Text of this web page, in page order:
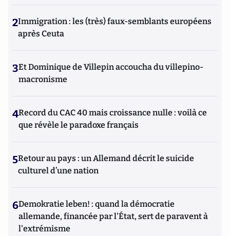
2Immigration : les (très) faux-semblants européens
après Ceuta
3Et Dominique de Villepin accoucha du villepino-
macronisme
4Record du CAC 40 mais croissance nulle : voilà ce
que révèle le paradoxe français
5Retour au pays : un Allemand décrit le suicide
culturel d’une nation
6Demokratie leben! : quand la démocratie
allemande, financée par l'État, sert de paravent à
l'extrémisme